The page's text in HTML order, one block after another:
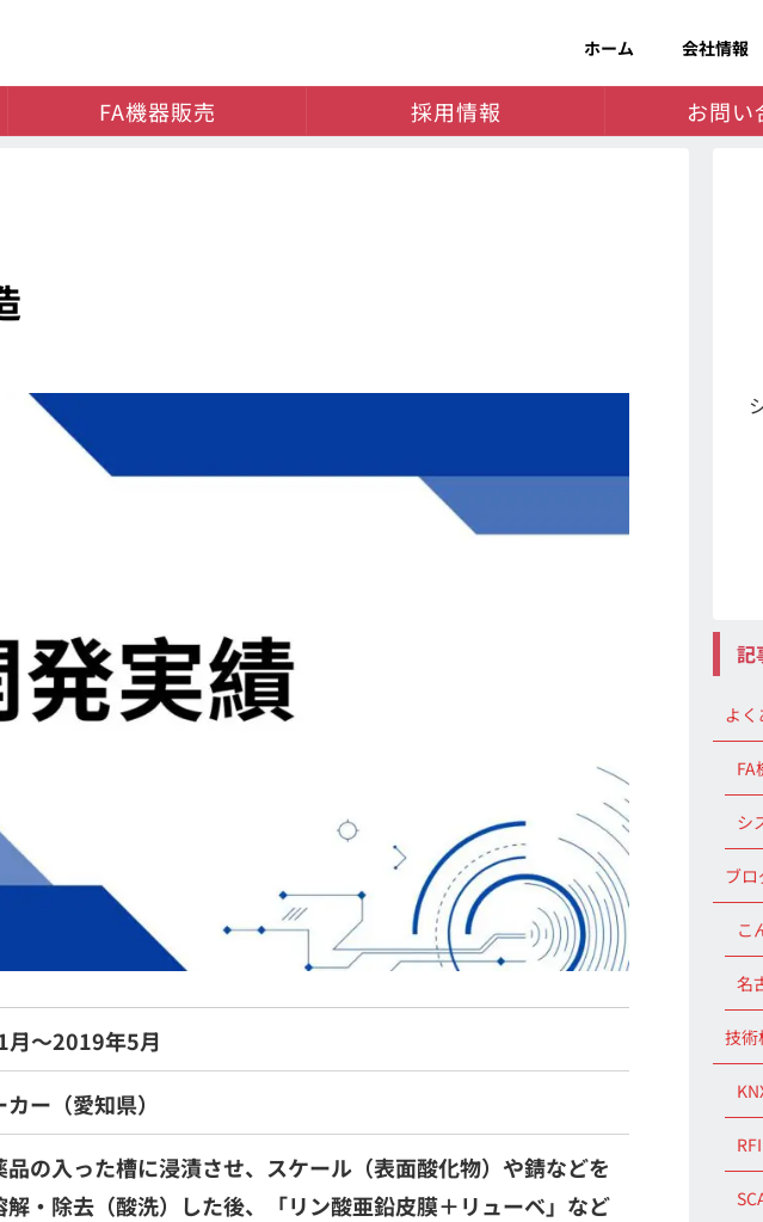
ホーム 会社情報
FA機器販売 採用情報 お問い
～2019年5月
ー（愛知県）
品の入った槽に浸漬させ、スケール（表面酸化物）や錆などを
解・除去（酸洗）した後、「リン酸亜鉛皮膜＋リューベ」など
記
よ
FA
シ
ブロ
こ
名
技術